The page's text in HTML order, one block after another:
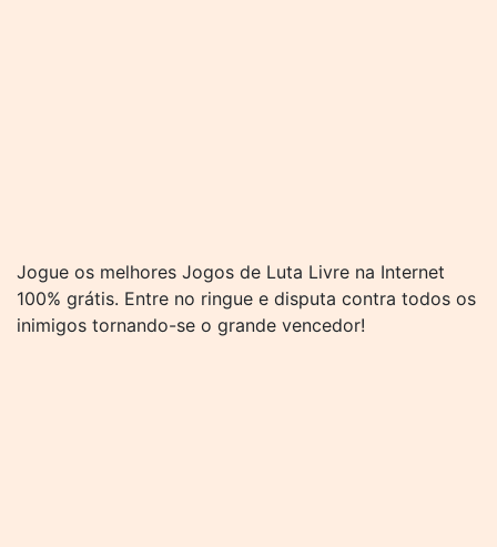
Jogue os melhores Jogos de Luta Livre na Internet
100% grátis. Entre no ringue e disputa contra todos os
inimigos tornando-se o grande vencedor!